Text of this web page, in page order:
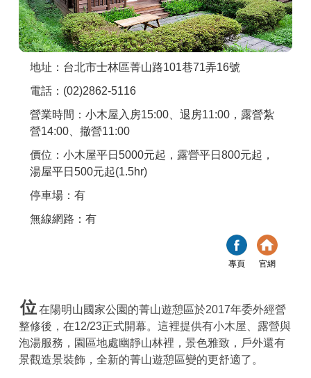
APP下載
地址：台北市士林區菁山路101巷71弄16號
電話：(02)2862-5116
營業時間：小木屋入房15:00、退房11:00，露營紮
營14:00、撤營11:00
價位：小木屋平日5000元起，露營平日800元起，
湯屋平日500元起(1.5hr)
停車場：有
無線網路：有
專頁 官網
位 在陽明山國家公園的菁山遊憩區於2017年委外經營
整修後，在12/23正式開幕。這裡提供有小木屋、露營與
泡湯服務，園區地處幽靜山林裡，景色雅致，戶外還有
景觀造景裝飾，全新的菁山遊憩區變的更舒適了。